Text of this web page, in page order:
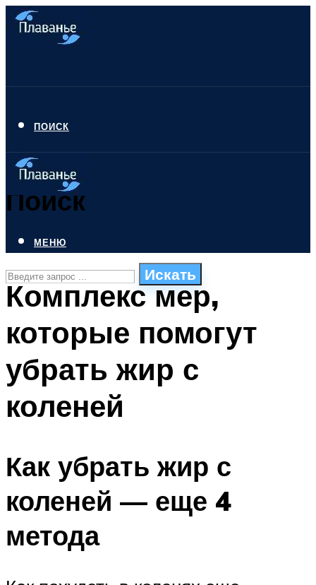
ПОИСК
Поиск
Искать
ПЛАВАНЬЕ ДЛЯ ДЕТЕЙ
БАССЕЙН ДЛЯ ДОМА
ОЧИСТКА БАССЕЙНОВ
МЕНЮ
Комплекс мер,
которые помогут
убрать жир с
коленей
Как убрать жир с
коленей — еще 4
метода